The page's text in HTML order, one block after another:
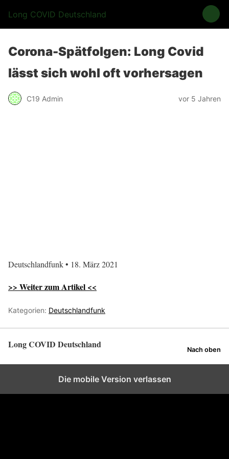
Long COVID Deutschland
Corona-Spätfolgen: Long Covid
lässt sich wohl oft vorhersagen
C19 Admin vor 5 Jahren
Deutschlandfunk • 18. März 2021
>> Weiter zum Artikel <<
Kategorien: Deutschlandfunk
Long COVID Deutschland Nach oben
Die mobile Version verlassen